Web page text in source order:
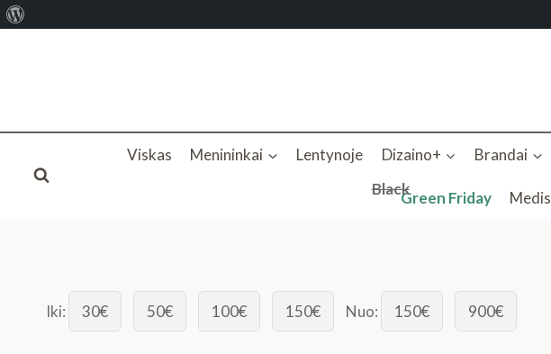
Viskas Menininkai Lentynoje Dizaino+ Brandai
BlackGreen Friday Medis
Iki: 30€ 50€ 100€ 150€ Nuo: 150€ 900€